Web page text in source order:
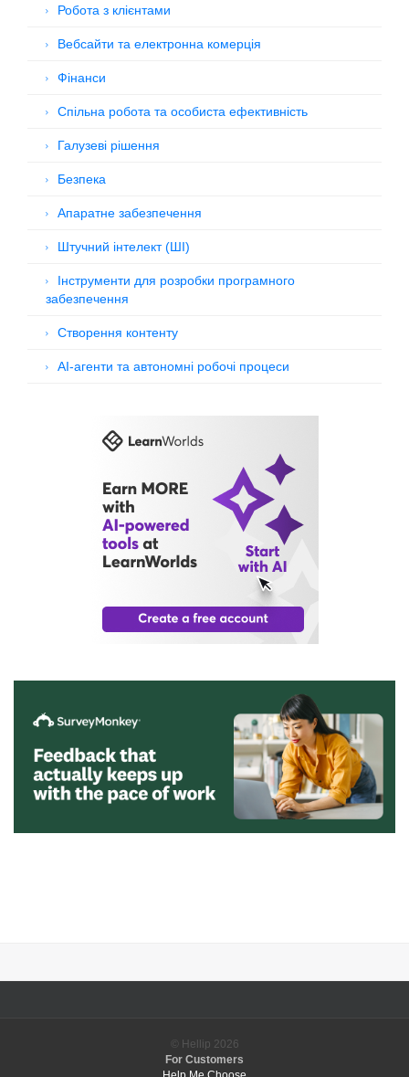
Робота з клієнтами
Вебсайти та електронна комерція
Фінанси
Спільна робота та особиста ефективність
Галузеві рішення
Безпека
Апаратне забезпечення
Штучний інтелект (ШІ)
Інструменти для розробки програмного
забезпечення
Створення контенту
AI-агенти та автономні робочі процеси
© Hellip 2026
For Customers